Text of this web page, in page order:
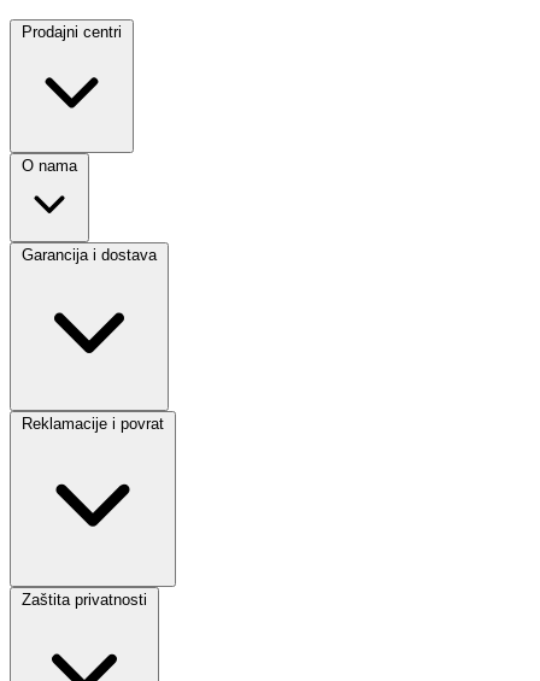
Prodajni centri
O nama
Garancija i dostava
Reklamacije i povrat
Zaštita privatnosti